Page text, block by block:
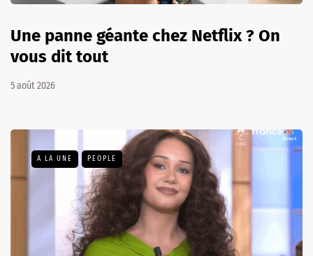
Une panne géante chez Netflix ? On
vous dit tout
5 août 2026
A LA UNE PEOPLE